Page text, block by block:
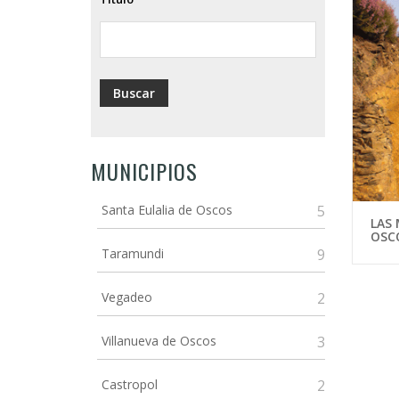
ayuda
a
la
MUNICIPIOS
Santa Eulalia de Oscos 5
Taramundi 9
Vegadeo 2
Villanueva de Oscos 3
Castropol 2
LAS